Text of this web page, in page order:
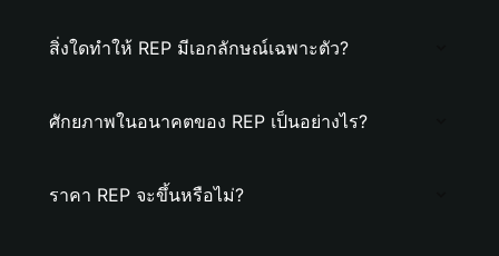
สิ่งใดทำให้ REP มีเอกลักษณ์เฉพาะตัว?
ศักยภาพในอนาคตของ REP เป็นอย่างไร?
ราคา REP จะขึ้นหรือไม่?